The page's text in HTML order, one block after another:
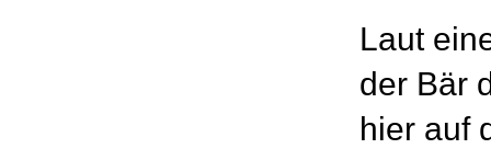
Laut
der Bär
hier auf